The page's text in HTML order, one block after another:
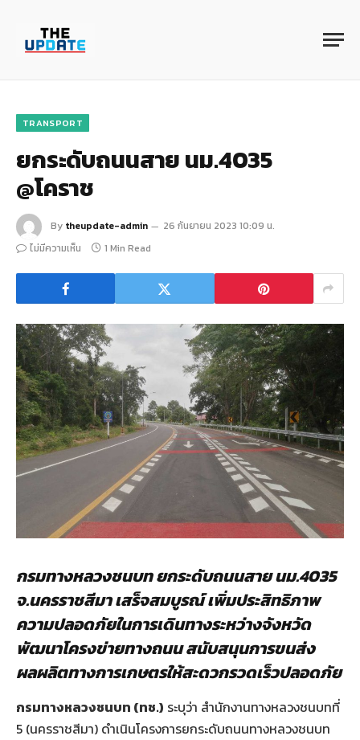
TRANSPORT
ยกระดับถนนสาย นม.4035
@โคราช
By theupdate-admin
26 กันยายน 2023 10:09 น.
ไม่มีความเห็น
1 Min Read
กรมทางหลวงชนบท ยกระดับถนนสาย นม.4035
จ.นครราชสีมา เสร็จสมบูรณ์ เพิ่มประสิทธิภาพ
ความปลอดภัยในการเดินทางระหว่างจังหวัด
พัฒนาโครงข่ายทางถนน สนับสนุนการขนส่ง
ผลผลิตทางการเกษตรให้สะดวกรวดเร็วปลอดภัย
กรมทางหลวงชนบท (ทช.) ระบุว่า สำนักงานทางหลวงชนบทที่
5 (นครราชสีมา) ดำเนินโครงการยกระดับถนนทางหลวงชนบท